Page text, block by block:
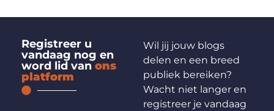
Registreer u
vandaag nog en
word lid van ons
platform
Wil jij jouw blogs
delen en een breed
publiek bereiken?
Wacht niet langer en
registreer je vandaag